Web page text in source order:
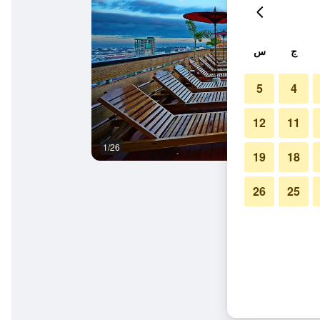
1/26
ج س
4
5
11
12
18
19
25
26